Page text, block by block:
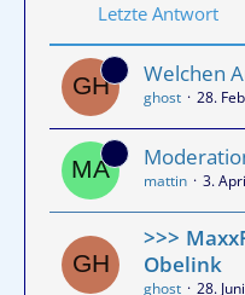
Letzte Antwort
Welchen
ghost 28.
mattin 3.
Obelink
ghost 28.